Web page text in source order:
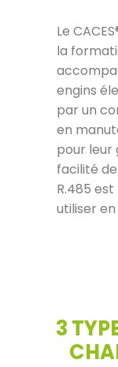
Le
la
engins
par un
en
pour leur
facilité
R.485
utiliser
3